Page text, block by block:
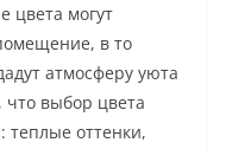
цвета могут
в то
атмосферу уюта
что выбор цвета
теплые оттенки,